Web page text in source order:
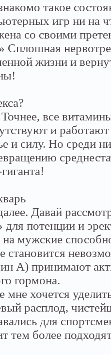
такое
игр ни на
со своими
Сплошная
жизни и
Точнее, все
и
и силу. Но среди
Давай
потенции и
мужские
становится
А) принимают
гормона.
мне хочется
расплод,
для
тем более